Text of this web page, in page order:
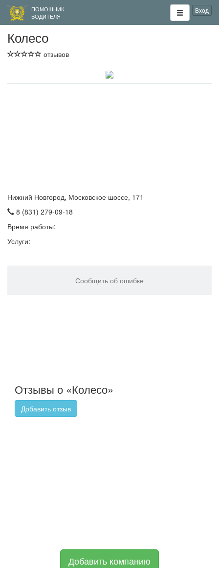
ПОМОЩНИК
ВОДИТЕЛЯ
Вход
Колесо
отзывов
Нижний Новгород, Московское шоссе, 171
8 (831) 279-09-18
Время работы:
Услуги:
Сообщить об ошибке
Отзывы о «Колесо»
Добавить отзыв
Добавить компанию